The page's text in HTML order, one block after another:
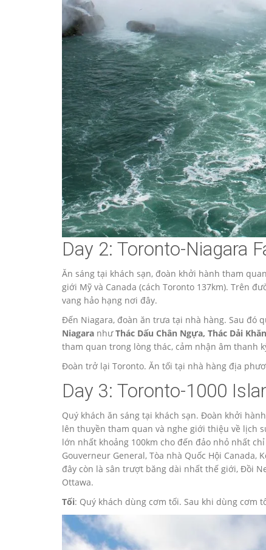
Day 2: Toronto-Niagara
Ăn sáng tại khách sạn, đoàn khởi hành tham quan
giới Mỹ và Canada (cách Toronto 137km). Trên
vang hảo hạng nơi đây.
Đến Niagara, đoàn ăn trưa tại nhà hàng. Sau đó
Niagara nhưThác Dấu Chân Ngựa, Thác Dải
tham quan trong lòng thác, cảm nhận âm thanh
Đoàn trở lại Toronto. Ăn tối tại nhà hàng địa
Day 3: Toronto-1000
Quý khách ăn sáng tại khách sạn. Đoàn khởi
lên thuyền tham quan và nghe giới thiệu về lịch
lớn nhất khoảng 100km cho đến đảo nhỏ nhất
Gouverneur General, Tòa nhà Quốc Hội
đây còn là sân trượt băng dài nhất thế giới, Đồi
Ottawa.
Tối: Quý khách dùng cơm tối. Sau khi dùng cơm